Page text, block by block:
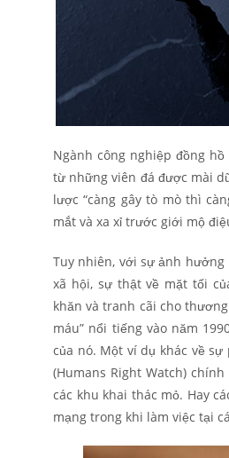
Ngành công nghiệp đồng
từ những viên đá được mài
lược “càng gây tò mò thì
mắt và xa xỉ trước giới mộ
Tuy nhiên, với sự ảnh
xã hội, sự thật về mặt tối
khăn và tranh cãi cho
máu” nổi tiếng vào năm
của nó. Một ví dụ khác về
(Humans Right Watch)
các khu khai thác mỏ. Hay
mạng trong khi làm việc tại